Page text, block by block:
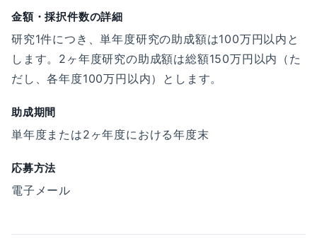
金額・採択件数の詳細
研究1件につき、単年度研究の助成額は100万円以内と
します。2ヶ年度研究の助成額は総額150万円以内（た
だし、各年度100万円以内）とします。
助成期間
単年度または2ヶ年度における年度末
応募方法
電子メール